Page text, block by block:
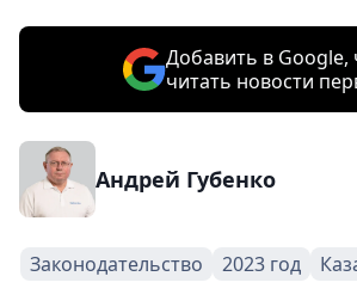
Добавить в Google,
читать новости
Андрей Губенко
Законодательство 2023 год